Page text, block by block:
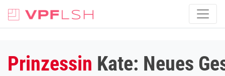
Prinzessin Kate: Neues